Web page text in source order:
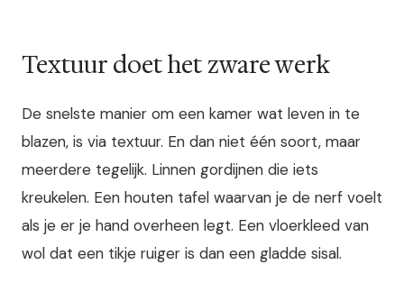
Textuur doet het zware werk
De snelste manier om een kamer wat leven in te
blazen, is via textuur. En dan niet één soort, maar
meerdere tegelijk. Linnen gordijnen die iets
kreukelen. Een houten tafel waarvan je de nerf voelt
als je er je hand overheen legt. Een vloerkleed van
wol dat een tikje ruiger is dan een gladde sisal.